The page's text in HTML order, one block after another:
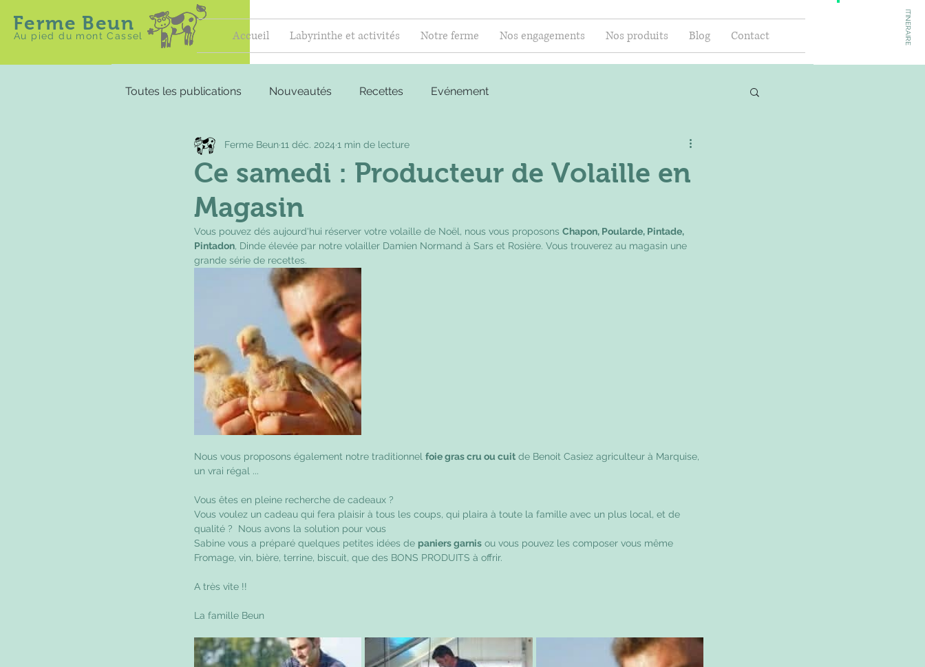
ITINERAIRE
Ferme Beun
Au pied du mont Cassel Accueil Labyrinthe et activités Notre ferme Nos engagements Nos produits Blog Contact
Toutes les publications Nouveautés Recettes Evénement
Ce samedi : Producteur de Volaille en
Magasin
Ferme Beun11 déc. 2024 1 min de lecture
Vous pouvez dés aujourd'hui réserver votre volaille de Noël, nous vous proposons Chapon, Poularde, Pintade,
Pintadon, Dinde élevée par notre volailler Damien Normand à Sars et Rosière. Vous trouverez au magasin une
grande série de recettes.
Nous vous proposons également notre traditionnel foie gras cru ou cuit de Benoit Casiez agriculteur à Marquise,
un vrai régal ...
Vous êtes en pleine recherche de cadeaux ?
Vous voulez un cadeau qui fera plaisir à tous les coups, qui plaira à toute la famille avec un plus local, et de
qualité ?  Nous avons la solution pour vous
Sabine vous a préparé quelques petites idées de paniers garnis ou vous pouvez les composer vous même
Fromage, vin, bière, terrine, biscuit, que des BONS PRODUITS à offrir.
A très vite !!
La famille Beun